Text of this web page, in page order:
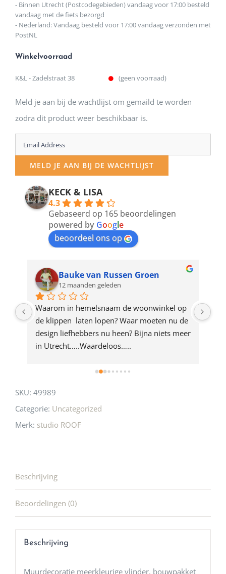
- Binnen Utrecht (Postcodegebieden) vandaag voor 17:00 besteld
vandaag met de fiets bezorgd
- Nederland: Vandaag besteld voor 17:00 vandaag verzonden met
PostNL
Winkelvoorraad
K&L - Zadelstraat 38 (geen voorraad)
Meld je aan bij de wachtlijst om gemaild te worden
zodra dit product weer beschikbaar is.
Enter
your
email
address
product
MELD JE AAN BIJ DE WACHTLIJST
KECK & LISA
4.3
Gebaseerd op 165 beoordelingen
powered by Google
beoordeel ons op
Bauke van Russen Groen
12 maanden geleden
Waarom in hemelsnaam de woonwinkel op
de klippen  laten lopen? Waar moeten nu de
design liefhebbers nu heen? Bijna niets meer
in Utrecht…..Waardeloos…..
SKU: 49989
Categorie: Uncategorized
Merk: studio ROOF
Beschrijving
Beoordelingen (0)
Beschrijving
Muurdecoratie meerkleurige vlinder, bouwpakket